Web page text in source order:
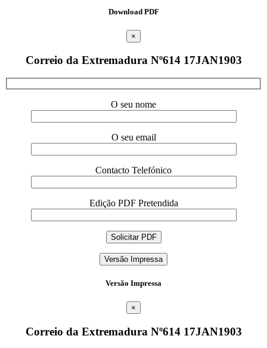
Download PDF
×
Correio da Extremadura Nº614 17JAN1903
O seu nome
O seu email
Contacto Telefónico
Edição PDF Pretendida
Versão Impressa
Versão Impressa
×
Correio da Extremadura Nº614 17JAN1903